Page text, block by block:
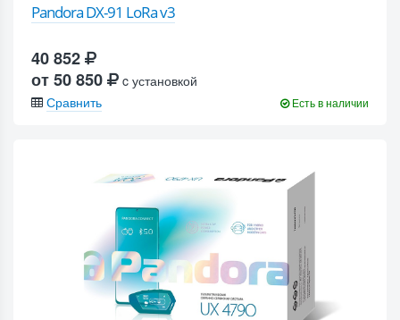
Pandora DX-91 LoRa v3
40 852
от 50 850
c установкой
Сравнить
Есть в наличии